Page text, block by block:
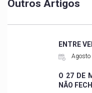
Outros Artigos
ENTRE
Agosto
O 27 DE
NÃO